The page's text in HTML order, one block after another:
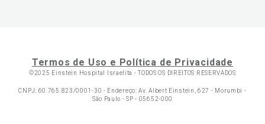
Termos de Uso e Política de Privacidade
©2025 Einstein Hospital Israelita -TODOS OS DIREITOS RESERVADOS
CNPJ: 60.765.823/0001-30 - Endereço: Av. Albert Einstein, 627 - Morumbi -
São Paulo - SP - 05652-000